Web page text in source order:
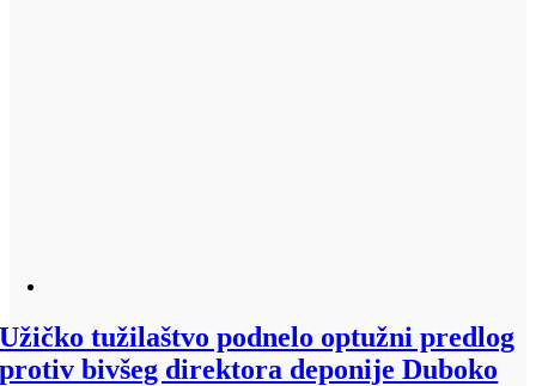
Užičko tužilaštvo podnelo optužni predlog
protiv bivšeg direktora deponije Duboko